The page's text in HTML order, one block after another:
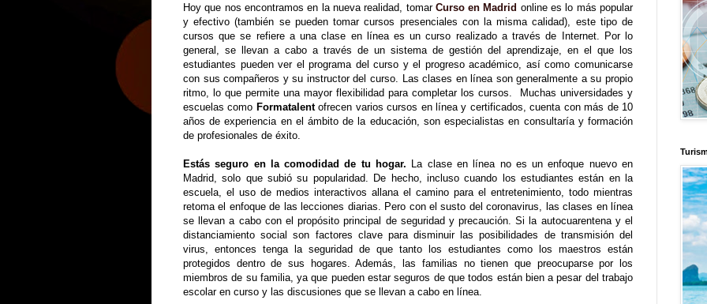
Hoy que nos encontramos en la nueva realidad, tomar Curso en Madrid online es lo más popular
y efectivo (también se pueden tomar cursos presenciales con la misma calidad), este tipo de
cursos que se refiere a una clase en línea es un curso realizado a través de Internet. Por lo
general, se llevan a cabo a través de un sistema de gestión del aprendizaje, en el que los
estudiantes pueden ver el programa del curso y el progreso académico, así como comunicarse
con sus compañeros y su instructor del curso. Las clases en línea son generalmente a su propio
ritmo, lo que permite una mayor flexibilidad para completar los cursos. Muchas universidades y
escuelas como Formatalentofrecen varios cursos en línea y certificados, cuenta con más de 10
años de experiencia en el ámbito de la educación, son especialistas en consultaría y formación
de profesionales de éxito.
Estás seguro en la comodidad de tu hogar. La clase en línea no es un enfoque nuevo en
Madrid, solo que subió su popularidad. De hecho, incluso cuando los estudiantes están en la
escuela, el uso de medios interactivos allana el camino para el entretenimiento, todo mientras
retoma el enfoque de las lecciones diarias. Pero con el susto del coronavirus, las clases en línea
se llevan a cabo con el propósito principal de seguridad y precaución. Si la autocuarentena y el
distanciamiento social son factores clave para disminuir las posibilidades de transmisión del
virus, entonces tenga la seguridad de que tanto los estudiantes como los maestros están
protegidos dentro de sus hogares. Además, las familias no tienen que preocuparse por los
miembros de su familia, ya que pueden estar seguros de que todos están bien a pesar del trabajo
escolar en curso y las discusiones que se llevan a cabo en línea.